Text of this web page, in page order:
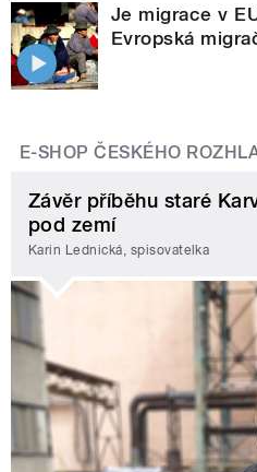
Je migrace v
Evropská
E-SHOP ČESKÉHO
Závěr příběhu staré
pod zemí
Karin Lednická, spisovatelka